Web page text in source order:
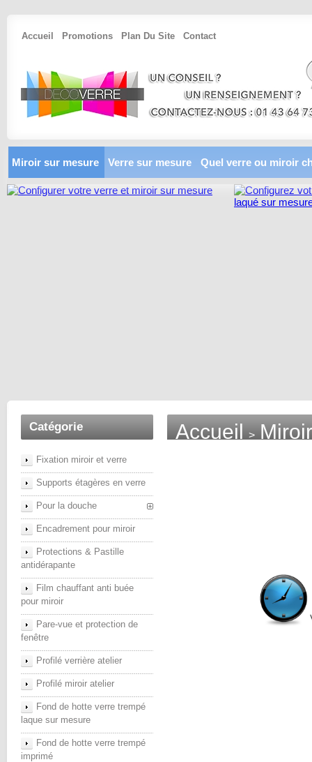
Miroir sur mesure Verre sur mesure Quel verre ou miroir
Accueil Promotions Plan Du Site Contact
Catégorie
Fixation miroir et verre
Supports étagères en verre
Pour la douche
Encadrement pour miroir
Protections & Pastille
antidérapante
Film chauffant anti buée
pour miroir
Pare-vue et protection de
fenêtre
Profilé verrière atelier
Profilé miroir atelier
Fond de hotte verre trempé
laque sur mesure
Fond de hotte verre trempé
imprimé
Accueil >